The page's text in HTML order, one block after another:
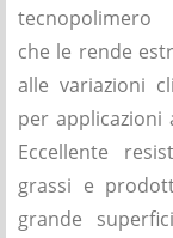
tecnopolimero
che le rende
alle variazioni
per applicazioni
Eccellente
grassi e
grande